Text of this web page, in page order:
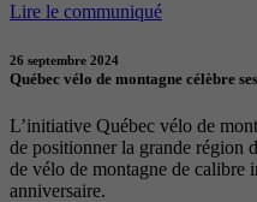
Lire le communiqué
26 septembre 2024
Québec vélo de montagne célèbre
L’initiative Québec vélo de
de positionner la grande région
de vélo de montagne de calibre
anniversaire.